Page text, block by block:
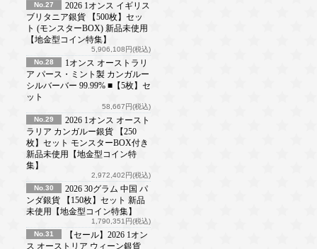
No.27
2026 1オンス イギリス
ブリタニア銀貨 【500枚】セッ
ト (モンスターBOX) 新品未使用
【地金型コイン特集】
5,906,108円(税込)
No.28
1オンス オーストラリ
ア パース・ミント製 カンガルー
シルバーバー 99.99% ■【5枚】セ
ット
58,667円(税込)
No.29
2026 1オンス オースト
ラリア カンガルー銀貨 【250
枚】セット モンスターBOX付き
新品未使用【地金型コイン特
集】
2,972,402円(税込)
No.30
2026 30グラム 中国 パ
ンダ銀貨 【150枚】セット 新品
未使用【地金型コイン特集】
1,790,351円(税込)
No.31
【セール】2026 1オン
ス オーストリア ウィーン銀貨